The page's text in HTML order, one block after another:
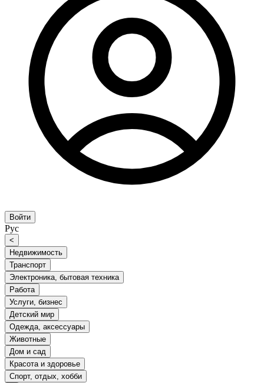
Войти
Рус
<
Недвижимость
Транспорт
Электроника, бытовая техника
Работа
Услуги, бизнес
Детский мир
Одежда, аксессуары
Животные
Дом и сад
Красота и здоровье
Спорт, отдых, хобби